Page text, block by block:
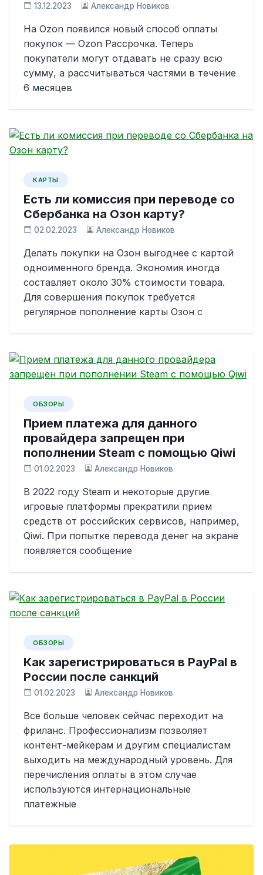
13.12.2023 Александр Новиков
На Ozon появился новый способ оплаты
покупок — Ozon Рассрочка. Теперь
покупатели могут отдавать не сразу всю
сумму, а рассчитываться частями в течение
6 месяцев
КАРТЫ
Есть ли комиссия при переводе со
Сбербанка на Озон карту?
02.02.2023 Александр Новиков
Делать покупки на Озон выгоднее с картой
одноименного бренда. Экономия иногда
составляет около 30% стоимости товара.
Для совершения покупок требуется
регулярное пополнение карты Озон с
ОБЗОРЫ
Прием платежа для данного
провайдера запрещен при
пополнении Steam с помощью Qiwi
01.02.2023 Александр Новиков
В 2022 году Steam и некоторые другие
игровые платформы прекратили прием
средств от российских сервисов, например,
Qiwi. При попытке перевода денег на экране
появляется сообщение
ОБЗОРЫ
Как зарегистрироваться в PayPal в
России после санкций
01.02.2023 Александр Новиков
Все больше человек сейчас переходит на
фриланс. Профессионализм позволяет
контент-мейкерам и другим специалистам
выходить на международный уровень. Для
перечисления оплаты в этом случае
используются интернациональные
платежные